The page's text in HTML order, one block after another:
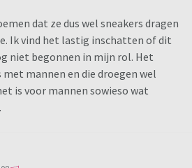
dat ze dus wel sneakers dragen
Ik vind het lastig inschatten of dit
niet begonnen in mijn rol. Het
mannen en die droegen wel
is voor mannen sowieso wat